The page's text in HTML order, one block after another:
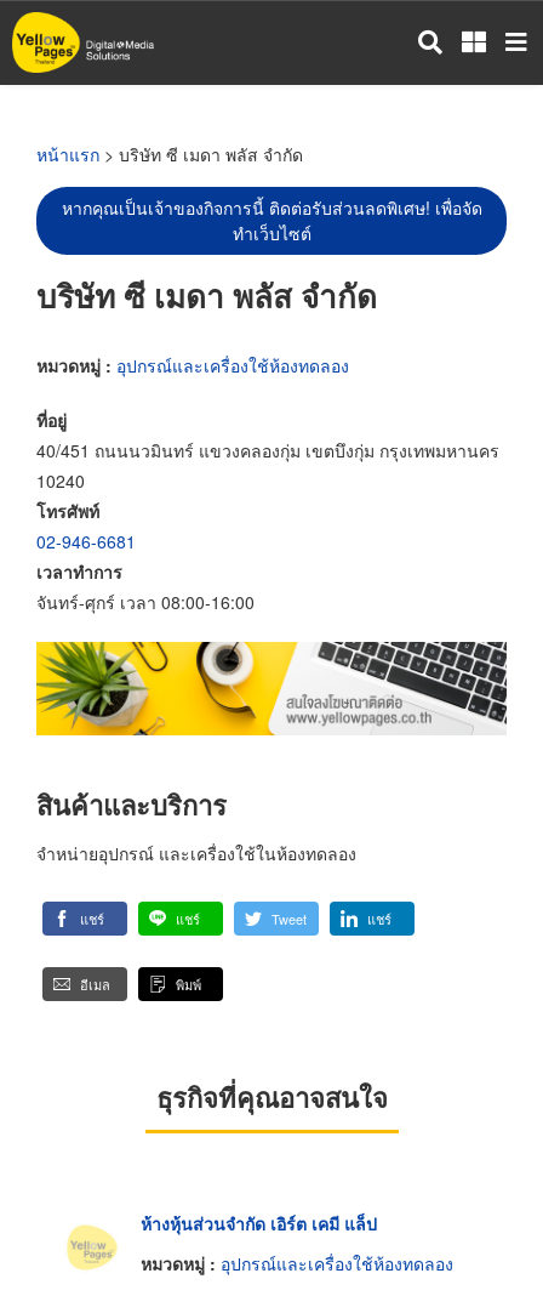
ข้าม
ไป
หน้าแรก > บริษัท ซี เมดา พลัส จำกัด
หากคุณเป็นเจ้าของกิจการนี้ ติดต่อรับส่วนลดพิเศษ! เพื่อจัด
ทำเว็บไซต์
บริษัท ซี เมดา พลัส จำกัด
หมวดหมู่ : อุปกรณ์และเครื่องใช้ห้องทดลอง
ที่อยู่
40/451 ถนนนวมินทร์ แขวงคลองกุ่ม เขตบึงกุ่ม กรุงเทพมหานคร
10240
โทรศัพท์
02-946-6681
เวลาทำการ
จันทร์-ศุกร์ เวลา 08:00-16:00
สินค้าและบริการ
จำหน่ายอุปกรณ์ และเครื่องใช้ในห้องทดลอง
แชร์ แชร์ Tweet แชร์
อีเมล พิมพ์
ธุรกิจที่คุณอาจสนใจ
ห้างหุ้นส่วนจำกัด เอิร์ต เคมี แล็ป
หมวดหมู่ : อุปกรณ์และเครื่องใช้ห้องทดลอง